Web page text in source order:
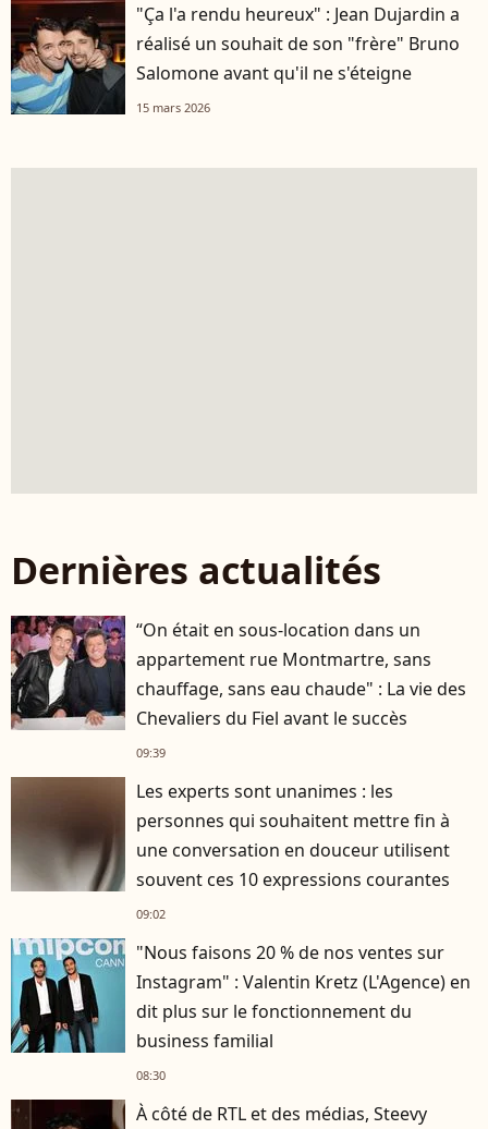
"Ça l'a rendu heureux" : Jean Dujardin a
réalisé un souhait de son "frère" Bruno
Salomone avant qu'il ne s'éteigne
15 mars 2026
Dernières actualités
“On était en sous-location dans un
appartement rue Montmartre, sans
chauffage, sans eau chaude" : La vie des
Chevaliers du Fiel avant le succès
09:39
Les experts sont unanimes : les
personnes qui souhaitent mettre fin à
une conversation en douceur utilisent
souvent ces 10 expressions courantes
09:02
"Nous faisons 20 % de nos ventes sur
Instagram" : Valentin Kretz (L'Agence) en
dit plus sur le fonctionnement du
business familial
08:30
À côté de RTL et des médias, Steevy